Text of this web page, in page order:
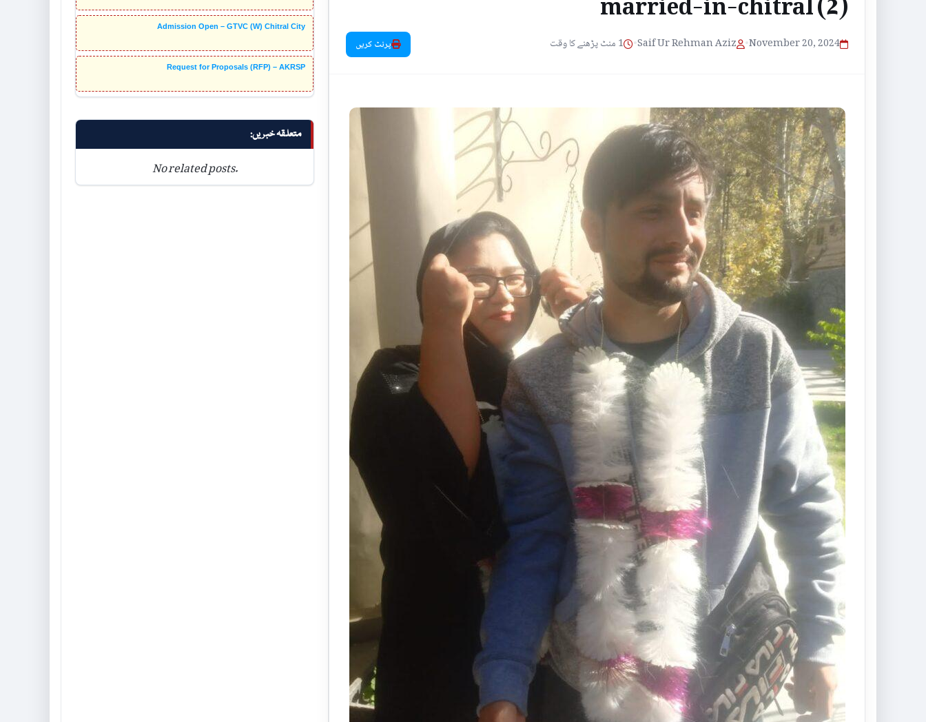
Admission Open – GTVC (W) Chitral City
Request for Proposals (RFP) – AKRSP
متعلقہ خبریں:
No related posts.
November 20, 2024
•
Saif Ur Rehman Aziz
• 1 منٹ پڑھنے کا وقت پرنٹ کریں